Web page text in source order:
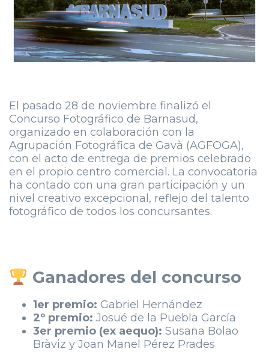
El pasado 28 de noviembre finalizó el
Concurso Fotográfico de Barnasud,
organizado en colaboración con la
Agrupación Fotográfica de Gavà (AGFOGA),
con el acto de entrega de premios celebrado
en el propio centro comercial. La convocatoria
ha contado con una gran participación y un
nivel creativo excepcional, reflejo del talento
fotográfico de todos los concursantes.
Ganadores del concurso
1er premio: Gabriel Hernández
2º premio: Josué de la Puebla García
3er premio (ex aequo): Susana Bolao
Bràviz y Joan Manel Pérez Prades